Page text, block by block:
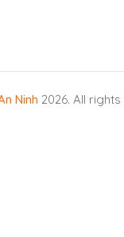
Ninh 2026. All